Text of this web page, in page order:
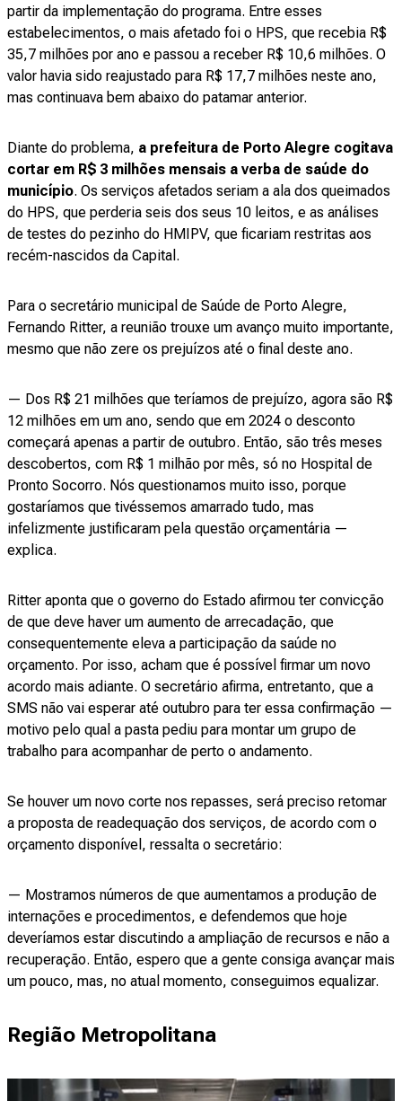
partir da implementação do programa. Entre esses
estabelecimentos, o mais afetado foi o HPS, que recebia R$
35,7 milhões por ano e passou a receber R$ 10,6 milhões. O
valor havia sido reajustado para R$ 17,7 milhões neste ano,
mas continuava bem abaixo do patamar anterior.
Diante do problema, a prefeitura de Porto Alegre cogitava
cortar em R$ 3 milhões mensais a verba de saúde do
município. Os serviços afetados seriam a ala dos queimados
do HPS, que perderia seis dos seus 10 leitos, e as análises
de testes do pezinho do HMIPV, que ficariam restritas aos
recém-nascidos da Capital.
Para o secretário municipal de Saúde de Porto Alegre,
Fernando Ritter, a reunião trouxe um avanço muito importante,
mesmo que não zere os prejuízos até o final deste ano.
— Dos R$ 21 milhões que teríamos de prejuízo, agora são R$
12 milhões em um ano, sendo que em 2024 o desconto
começará apenas a partir de outubro. Então, são três meses
descobertos, com R$ 1 milhão por mês, só no Hospital de
Pronto Socorro. Nós questionamos muito isso, porque
gostaríamos que tivéssemos amarrado tudo, mas
infelizmente justificaram pela questão orçamentária —
explica.
Ritter aponta que o governo do Estado afirmou ter convicção
de que deve haver um aumento de arrecadação, que
consequentemente eleva a participação da saúde no
orçamento. Por isso, acham que é possível firmar um novo
acordo mais adiante. O secretário afirma, entretanto, que a
SMS não vai esperar até outubro para ter essa confirmação —
motivo pelo qual a pasta pediu para montar um grupo de
trabalho para acompanhar de perto o andamento.
Se houver um novo corte nos repasses, será preciso retomar
a proposta de readequação dos serviços, de acordo com o
orçamento disponível, ressalta o secretário:
— Mostramos números de que aumentamos a produção de
internações e procedimentos, e defendemos que hoje
deveríamos estar discutindo a ampliação de recursos e não a
recuperação. Então, espero que a gente consiga avançar mais
um pouco, mas, no atual momento, conseguimos equalizar.
Região Metropolitana